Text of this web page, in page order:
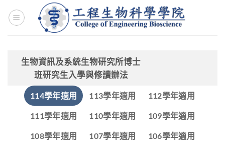
生物資訊及系統生物研究所博士
班研究生入學與修讀辦法
114學年適用 113學年適用 112學年適用
111學年適用 110學年適用 109學年適用
108學年適用 107學年適用 106學年適用